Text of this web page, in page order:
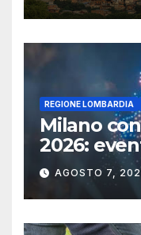
REGIONE LOMBARDIA
Milano
2026:
perAGOSTO 7,